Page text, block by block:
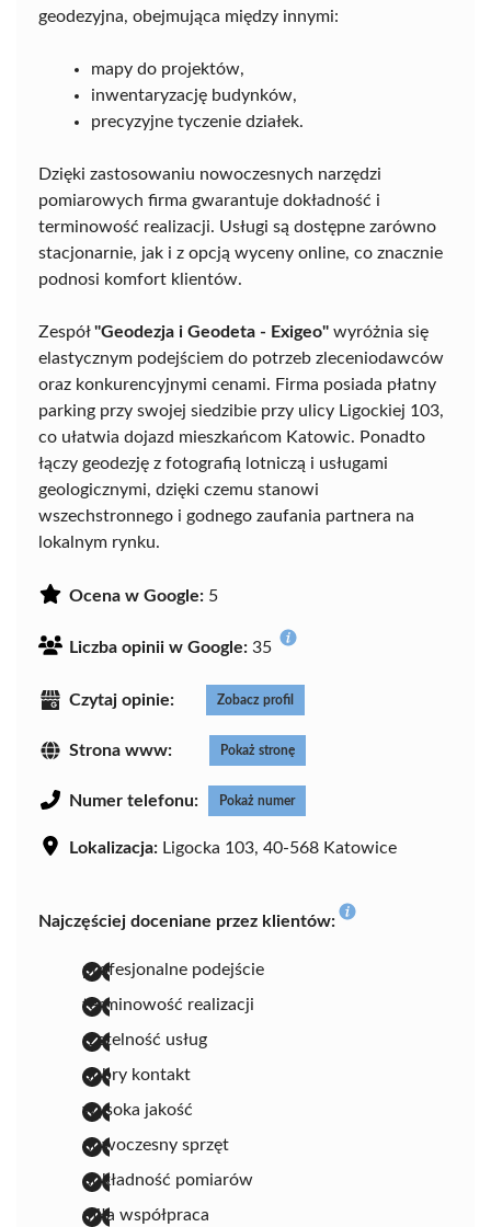
geodezyjna, obejmująca między innymi:
mapy do projektów,
inwentaryzację budynków,
precyzyjne tyczenie działek.
Dzięki zastosowaniu nowoczesnych narzędzi
pomiarowych firma gwarantuje dokładność i
terminowość realizacji. Usługi są dostępne zarówno
stacjonarnie, jak i z opcją wyceny online, co znacznie
podnosi komfort klientów.
Zespół"Geodezja i Geodeta - Exigeo" wyróżnia się
elastycznym podejściem do potrzeb zleceniodawców
oraz konkurencyjnymi cenami. Firma posiada płatny
parking przy swojej siedzibie przy ulicy Ligockiej 103,
co ułatwia dojazd mieszkańcom Katowic. Ponadto
łączy geodezję z fotografią lotniczą i usługami
geologicznymi, dzięki czemu stanowi
wszechstronnego i godnego zaufania partnera na
lokalnym rynku.
Ocena w Google: 5
Liczba opinii w Google: 35
Czytaj opinie: Zobacz profil
Strona www: Pokaż stronę
Numer telefonu: Pokaż numer
Lokalizacja: Ligocka 103, 40-568 Katowice
Najczęściej doceniane przez klientów:
profesjonalne podejście
terminowość realizacji
rzetelność usług
dobry kontakt
wysoka jakość
nowoczesny sprzęt
dokładność pomiarów
miła współpraca